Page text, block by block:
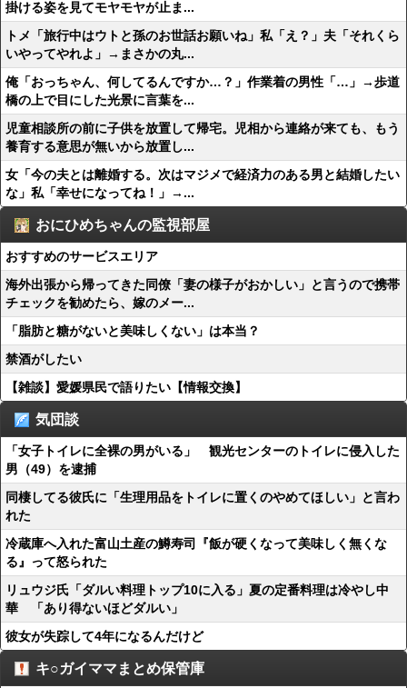
掛ける姿を見てモヤモヤが止ま...
トメ「旅行中はウトと孫のお世話お願いね」私「え？」夫「それくら
いやってやれよ」→まさかの丸...
俺「おっちゃん、何してるんですか…？」作業着の男性「…」→歩道
橋の上で目にした光景に言葉を...
児童相談所の前に子供を放置して帰宅。児相から連絡が来ても、もう
養育する意思が無いから放置し...
女「今の夫とは離婚する。次はマジメで経済力のある男と結婚したい
な」私「幸せになってね！」→...
おにひめちゃんの監視部屋
おすすめのサービスエリア
海外出張から帰ってきた同僚「妻の様子がおかしい」と言うので携帯
チェックを勧めたら、嫁のメー...
「脂肪と糖がないと美味しくない」は本当？
禁酒がしたい
【雑談】愛媛県民で語りたい【情報交換】
気団談
「女子トイレに全裸の男がいる」 観光センターのトイレに侵入した
男（49）を逮捕
同棲してる彼氏に「生理用品をトイレに置くのやめてほしい」と言わ
れた
冷蔵庫へ入れた富山土産の鱒寿司『飯が硬くなって美味しく無くな
る』って怒られた
リュウジ氏「ダルい料理トップ10に入る」夏の定番料理は冷やし中
華 「あり得ないほどダルい」
彼女が失踪して4年になるんだけど
キ○ガイママまとめ保管庫